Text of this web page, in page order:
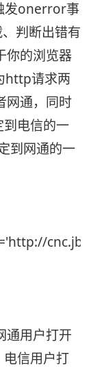
发onerror事
判断出错有
你的浏览器
http请求两
网通，同时
电信的一
到网通的一
通用户打开
信用户打